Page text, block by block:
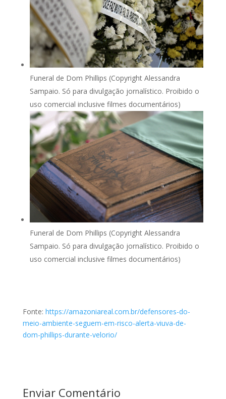
Funeral de Dom Phillips (Copyright Alessandra
Sampaio. Só para divulgação jornalístico. Proibido o
uso comercial inclusive filmes documentários)
Funeral de Dom Phillips (Copyright Alessandra
Sampaio. Só para divulgação jornalístico. Proibido o
uso comercial inclusive filmes documentários)
Fonte: https://amazoniareal.com.br/defensores-do-
meio-ambiente-seguem-em-risco-alerta-viuva-de-
dom-phillips-durante-velorio/
Enviar Comentário